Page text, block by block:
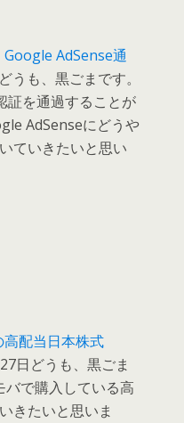
Google AdSense通
うも、黒ごまです。
証を通過することが
AdSenseにどうや
ていきたいと思い
高配当日本株式
日どうも、黒ごま
で購入している高
きたいと思いま